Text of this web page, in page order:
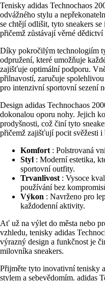
Tenisky adidas Technochaos
odvážného stylu a
se chtějí odlišit, tyto sneakers
přičemž zůstávají věrné
Díky pokročilým technologiím
odpružení, které umožňuje
zajišťuje optimální podporu.
přilnavostí, zaručuje
pro intenzivní sportovní sezení
Design adidas Technochaos
dokonalou oporu nohy. Jejich
prodyšnosti, což činí tyto
přičemž zajišťují pocit svěžesti i
Komfort : Polstrovaná
Styl : Moderní estetika,
sportovní outfity.
Trvanlivost : Vysoce
používání bez
Výkon : Navrženo pro
každodenní aktivity.
Ať už na výlet do města nebo
vzhledu, tenisky adidas
výrazný design a funkčnost je
milovníka sneakers.
Přijměte tyto inovativní tenisky
stylem a sebevědomím. adidas